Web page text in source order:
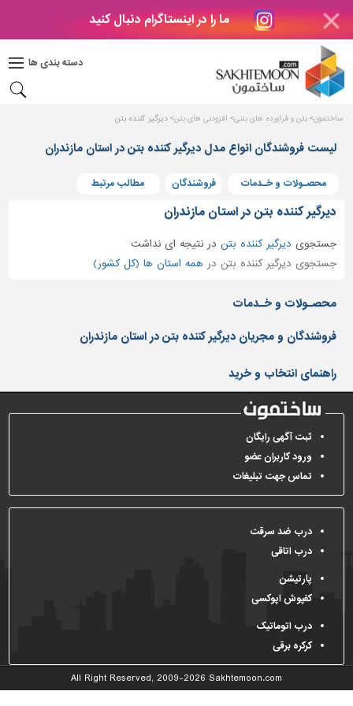
ما را در اینستاگرام دنبال کنید
دسته بندی ها
دکوراسیون
بتن
های
بتنی
و
پنجره
ساختمانی
نرده
و
حفاظ
کفپوش
و
سنگ
سرویس
بهداشتی
ابزار،یراق
و
آلات
برقی،روشنایی،ایمنی
محوطه
سازی
و
نما
ساخت
ساختمون بتن و فراورده های بتنی افزودنی های بتن دیرگیر کننده بتن
لیست فروشندگان انواع مدل دیرگیر کننده بتن در استان مازندران
محصـولات و خـدمات فروشندگان مطالب مرتبط
دیرگیر کننده بتن در استان مازندران
جستجوی دیرگیر کننده بتن درنتیجه ای نداشت
جستجوی دیرگیر کننده بتن در همه استان ها (کل کشور)
محصـولات و خـدمات
فروشندگان و مجریان دیرگیر کننده بتن در استان مازندران
راهنمای انتخاب و خرید
ثبت آگهی رایگان
ورود کاربران عضو
تماس جهت تبلیغات
درب ضد سرقت
درب اتاقی
پارتیشن
کفپوش اپوکسی
درب اتوماتیک
کرکره برقی
All Right Reserved, 2009-2026 Sakhtemoon.com